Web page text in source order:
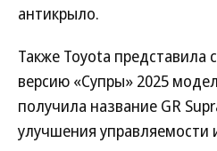
антикрыло.
Также Toyota представила
версию «Супры» 2025
получила название GR
улучшения управляемости